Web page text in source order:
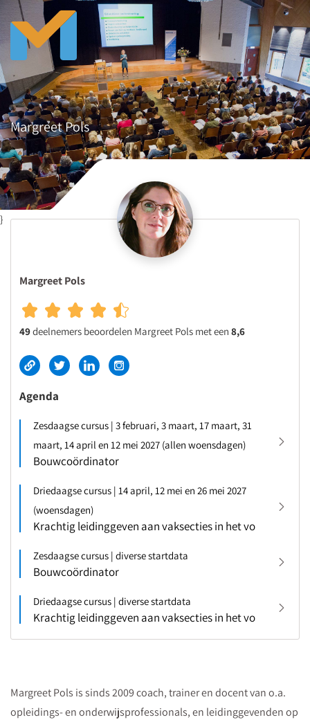
Margreet Pols
}
Margreet Pols
49deelnemers beoordelen Margreet Pols met een 8,6
Agenda
Zesdaagse cursus | 3 februari, 3 maart, 17 maart, 31
maart, 14 april en 12 mei 2027 (allen woensdagen)
Bouwcoördinator
Driedaagse cursus | 14 april, 12 mei en 26 mei 2027
(woensdagen)
Krachtig leidinggeven aan vaksecties in het vo
Zesdaagse cursus | diverse startdata
Bouwcoördinator
Driedaagse cursus | diverse startdata
Krachtig leidinggeven aan vaksecties in het vo
Margreet Pols is sinds 2009 coach, trainer en docent van o.a.
opleidings- en onderwijsprofessionals, en leidinggevenden op